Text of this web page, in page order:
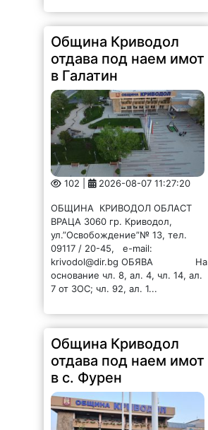
Община Криводол
отдава под наем имот
в Галатин
102 | 2026-08-07 11:27:20
ОБЩИНА КРИВОДОЛ ОБЛАСТ
ВРАЦА 3060 гр. Криводол,
ул.”Освобождение”№ 13, тел.
09117 / 20-45, e-mail:
krivodol@dir.bg ОБЯВА На
основание чл. 8, ал. 4, чл. 14, ал.
7 от ЗОС; чл. 92, ал. 1...
Община Криводол
отдава под наем имот
в с. Фурен